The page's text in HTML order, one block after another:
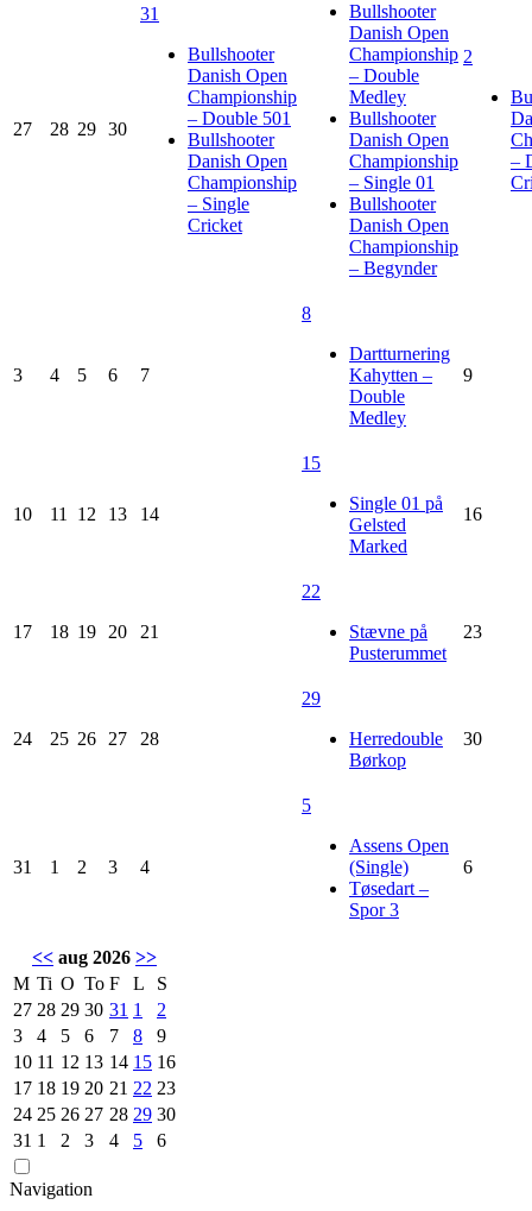
27 28 29 30
31
Bullshooter
Danish Open
Championship
– Double 501
Bullshooter
Danish Open
Championship
– Single
Cricket
Bullshooter
Danish Open
Championship
– Double
Medley
Bullshooter
Danish Open
Championship
– Single 01
Bullshooter
Danish Open
Championship
– Begynder
2
–
3 4 5 6 7
8
Dartturnering
Kahytten –
Double
Medley
9
10 11 12 13 14
15
Single 01 på
Gelsted
Marked
16
17 18 19 20 21
22
Stævne på
Pusterummet
23
24 25 26 27 28
29
Herredouble
Børkop
30
31 1 2 3 4
5
Assens Open
(Single)
Tøsedart –
Spor 3
6
<< aug 2026 >>
M Ti O To F L
S
27 28 29 30 31 1
2
3
4 5 6 7 8
9
10 11 12 13 14 15 16
17 18 19 20 21 22 23
24 25 26 27 28 29 30
31 1 2 3 4 5 6
Navigation